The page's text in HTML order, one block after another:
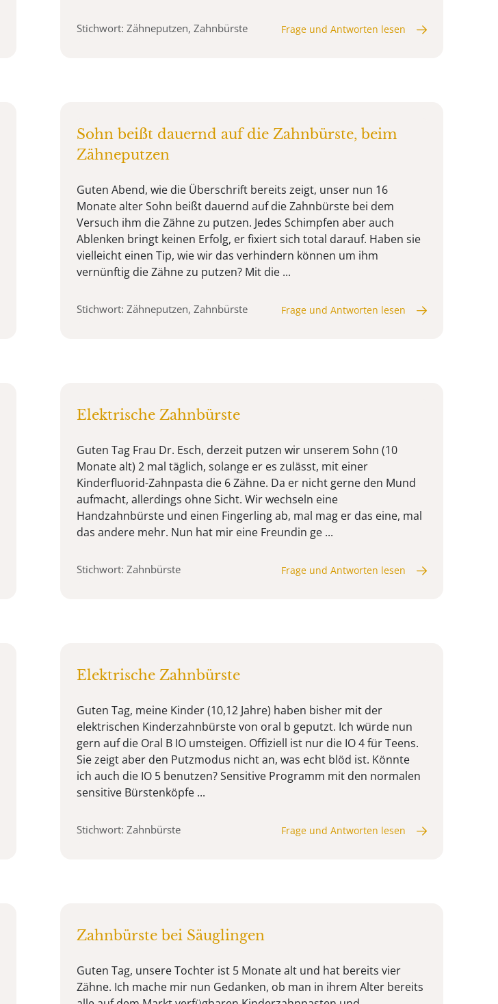
Stichwort: Zähneputzen, Zahnbürste Frage und Antworten lesen
Sohn beißt dauernd auf die Zahnbürste, beim
Zähneputzen
Guten Abend, wie die Überschrift bereits zeigt, unser nun 16
Monate alter Sohn beißt dauernd auf die Zahnbürste bei dem
Versuch ihm die Zähne zu putzen. Jedes Schimpfen aber auch
Ablenken bringt keinen Erfolg, er fixiert sich total darauf. Haben sie
vielleicht einen Tip, wie wir das verhindern können um ihm
vernünftig die Zähne zu putzen? Mit die ...
Stichwort: Zähneputzen, Zahnbürste Frage und Antworten lesen
Elektrische Zahnbürste
Guten Tag Frau Dr. Esch, derzeit putzen wir unserem Sohn (10
Monate alt) 2 mal täglich, solange er es zulässt, mit einer
Kinderfluorid-Zahnpasta die 6 Zähne. Da er nicht gerne den Mund
aufmacht, allerdings ohne Sicht. Wir wechseln eine
Handzahnbürste und einen Fingerling ab, mal mag er das eine, mal
das andere mehr. Nun hat mir eine Freundin ge ...
Stichwort: Zahnbürste Frage und Antworten lesen
Elektrische Zahnbürste
Guten Tag, meine Kinder (10,12 Jahre) haben bisher mit der
elektrischen Kinderzahnbürste von oral b geputzt. Ich würde nun
gern auf die Oral B IO umsteigen. Offiziell ist nur die IO 4 für Teens.
Sie zeigt aber den Putzmodus nicht an, was echt blöd ist. Könnte
ich auch die IO 5 benutzen? Sensitive Programm mit den normalen
sensitive Bürstenköpfe ...
Stichwort: Zahnbürste Frage und Antworten lesen
Zahnbürste bei Säuglingen
Guten Tag, unsere Tochter ist 5 Monate alt und hat bereits vier
Zähne. Ich mache mir nun Gedanken, ob man in ihrem Alter bereits